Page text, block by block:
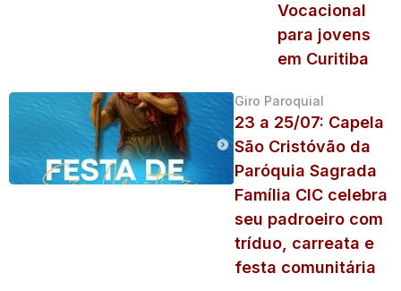
Vocacional
para jovens
em Curitiba
Giro Paroquial
23 a 25/07: Capela
São Cristóvão da
Paróquia Sagrada
Família CIC celebra
seu padroeiro com
tríduo, carreata e
festa comunitária